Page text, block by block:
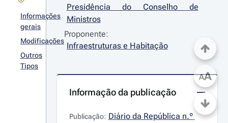
Informações
gerais
Modificações
Outros
Tipos
Presidência do Conselho de
Ministros
Proponente:
Infraestruturas e Habitação
Informação da publicação
Publicação: Diário da República n.º
AA